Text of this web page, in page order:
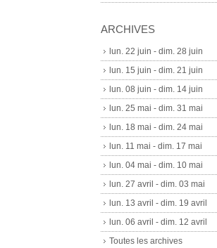
ARCHIVES
lun. 22 juin - dim. 28 juin
lun. 15 juin - dim. 21 juin
lun. 08 juin - dim. 14 juin
lun. 25 mai - dim. 31 mai
lun. 18 mai - dim. 24 mai
lun. 11 mai - dim. 17 mai
lun. 04 mai - dim. 10 mai
lun. 27 avril - dim. 03 mai
lun. 13 avril - dim. 19 avril
lun. 06 avril - dim. 12 avril
Toutes les archives